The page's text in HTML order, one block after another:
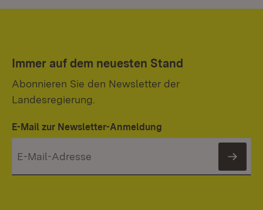
Immer auf dem neuesten Stand
Abonnieren Sie den Newsletter der
Landesregierung.
E-Mail zur Newsletter-Anmeldung